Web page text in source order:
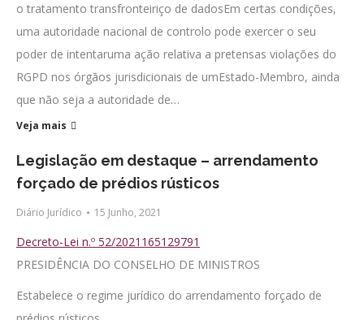
o tratamento transfronteiriço de dadosEm certas condições,
uma autoridade nacional de controlo pode exercer o seu
poder de intentaruma ação relativa a pretensas violações do
RGPD nos órgãos jurisdicionais de umEstado-Membro, ainda
que não seja a autoridade de…
Veja mais
Legislação em destaque – arrendamento
forçado de prédios rústicos
Diário Jurídico 15 Junho, 2021
Decreto-Lei n.º 52/2021165129791
PRESIDÊNCIA DO CONSELHO DE MINISTROS
Estabelece o regime jurídico do arrendamento forçado de